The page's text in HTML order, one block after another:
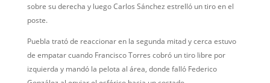
sobre su derecha y luego Carlos Sánchez estrelló un tiro en el
poste.
Puebla trató de reaccionar en la segunda mitad y cerca estuvo
de empatar cuando Francisco Torres cobró un tiro libre por
izquierda y mandó la pelota al área, donde falló Federico